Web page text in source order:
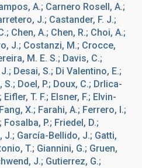
A.; Carnero Rosell, A.;
J.; Castander, F. J.;
Chen, A.; Chen, R.; Choi, A.;
J.; Costanzi, M.; Crocce,
M. E. S.; Davis, C.;
Desai, S.; Di Valentino, E.;
Doel, P.; Doux, C.; Drlica-
T. F.; Elsner, F.; Elvin-
X.; Farahi, A.; Ferrero, I.;
P.; Friedel, D.;
J.; García-Bellido, J.; Gatti,
T.; Giannini, G.; Gruen,
J.; Gutierrez, G.;